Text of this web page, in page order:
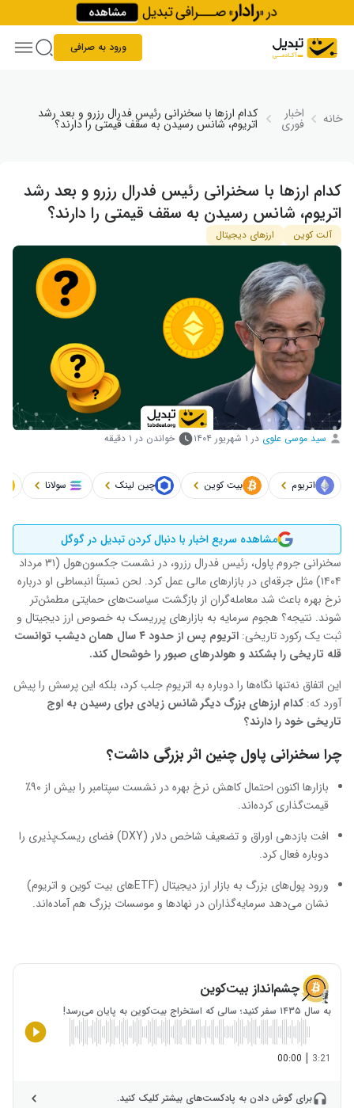
Skip to content
ورود به صرافی
خانه اخبار
فوری
کدام ارزها با سخنرانی رئیس فدرال رزرو و بعد رشد
اتریوم، شانس رسیدن به سقف قیمتی را دارند؟
کدام ارزها با سخنرانی رئیس فدرال رزرو و بعد رشد
اتریوم، شانس رسیدن به سقف قیمتی را دارند؟
آلت کوین ارزهای دیجیتال
سید موسی علوی در ۱ شهریور ۱۴۰۴ خواندن در ۱ دقیقه
اتریوم بیت کوین چین لینک سولانا
مشاهده سریع اخبار با دنبال کردن تبدیل در گوگل
سخنرانی جروم پاول، رئیس فدرال رزرو، در نشست جکسون‌هول (۳۱ مرداد
۱۴۰۴) مثل جرقه‌ای در بازارهای مالی عمل کرد. لحن نسبتاً انبساطی او درباره
نرخ بهره باعث شد معامله‌گران از بازگشت سیاست‌های حمایتی مطمئن‌تر
شوند. نتیجه؟ هجوم سرمایه به بازارهای پرریسک به خصوص ارز دیجیتال و
ثبت یک رکورد تاریخی:
اتریوم پس از حدود ۴ سال همان دیشب توانست
قله تاریخی را بشکند و هولدرهای صبور را خوشحال کند.
این اتفاق نه‌تنها نگاه‌ها را دوباره به اتریوم جلب کرد، بلکه این پرسش را پیش
آورد که:کدام ارزهای بزرگ دیگر شانس زیادی برای رسیدن به اوج
تاریخی خود را دارند؟
چرا سخنرانی پاول چنین اثر بزرگی داشت؟
بازارها اکنون احتمال کاهش نرخ بهره در نشست سپتامبر را بیش از ۹۰٪
قیمت‌گذاری کرده‌اند.
افت بازدهی اوراق و تضعیف شاخص دلار (DXY) فضای ریسک‌پذیری را
دوباره فعال کرد.
ورود پول‌های بزرگ به بازار ارز دیجیتال (ETFهای بیت ‌کوین و اتریوم)
نشان می‌دهد سرمایه‌گذاران در نهادها و موسسات بزرگ هم آماده‌اند.
چشم‌انداز بیت‌کوین
به سال ۱۴۳۵ سفر کنید؛ سالی که استخراج بیت‌کوین به پایان می‌رسد!
3:21
|
00:00
برای گوش دادن به پادکست‌های بیشتر کلیک کنید.